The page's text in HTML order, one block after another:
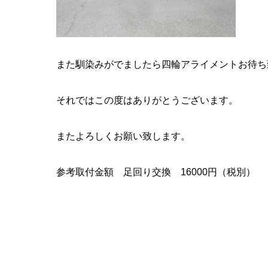
また馴染みがでましたら四輪アライメントお待ち
それではこの度はありがとうございます。
またよろしくお願い致します。
参考取付金額 足回り交換 16000円（税別）